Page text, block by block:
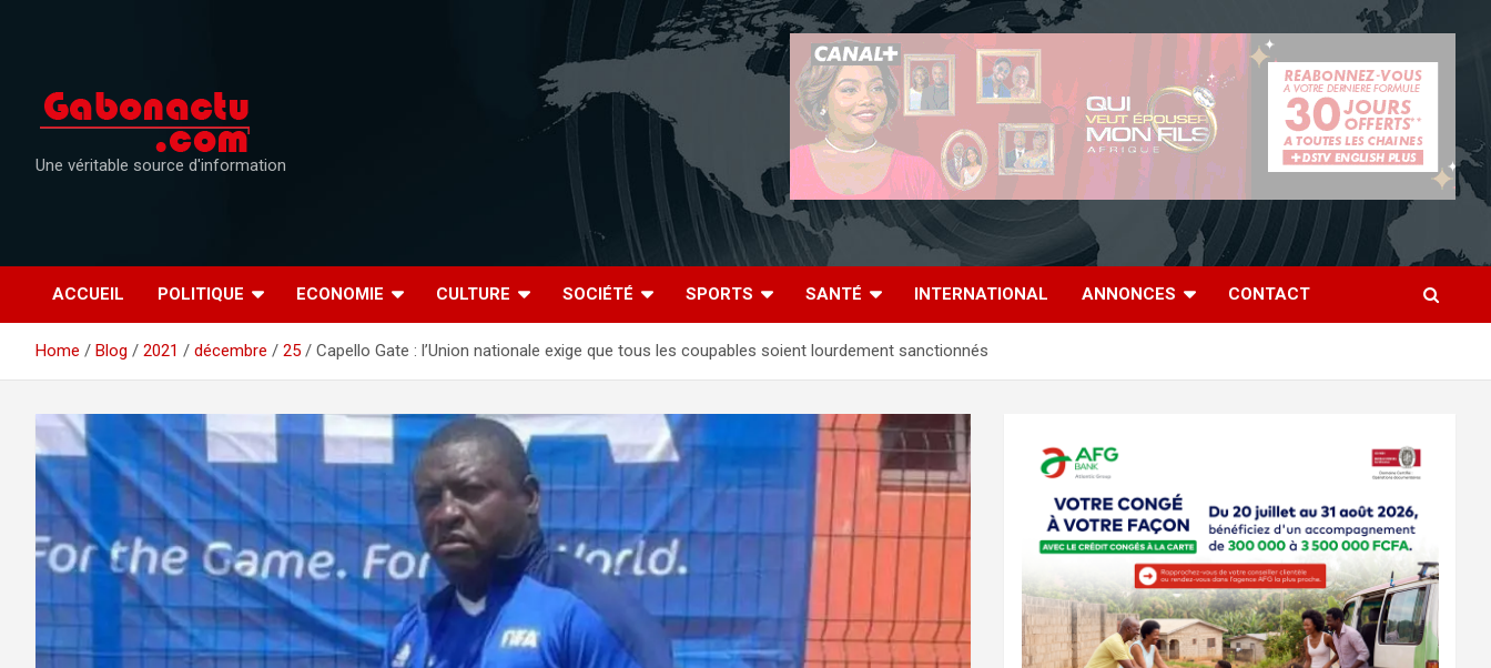
Une véritable source d'information
ACCUEIL POLITIQUE ECONOMIE CULTURE SOCIÉTÉ SPORTS SANTÉ INTERNATIONAL ANNONCES CONTACT
Home Blog 2021 décembre 25 Capello Gate : l’Union nationale exige que tous les coupables soient lourdement sanctionnés